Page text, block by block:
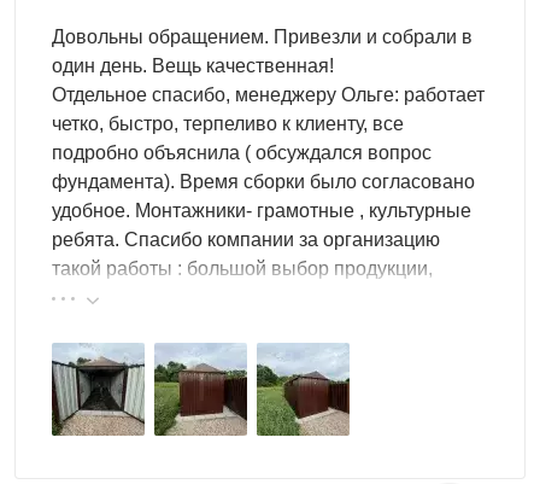
Как купить роллетный шкаф
SKOGGY
Чтобы заказать роллетный шкаф SKOGGY, определите
место установки и нужные габариты: для небольшого
гаража подойдёт компактная модель, а для паркинга
или мастерской можно выбрать шкаф больше по
ширине и глубине. Далее выберите наполнение (полки
под инструмент, дополнительные элементы хранения) и
согласуйте цвет. После этого оформите заказ и уточните
установить по инструкции либо воспользоваться
услугой монтажа.
Довольны обращением. Привезли и собрали в
один день. Вещь качественная!
Отдельное спасибо, менеджеру Ольге: работает
четко, быстро, терпеливо к клиенту, все
подробно объяснила ( обсуждался вопрос
фундамента). Время сборки было согласовано
удобное. Монтажники- грамотные , культурные
ребята. Спасибо компании за организацию
такой работы : большой выбор продукции,
реальные цены.